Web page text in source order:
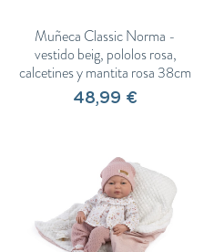
Muñeca Classic Norma -
vestido beig, pololos rosa,
calcetines y mantita rosa 38cm
48,99 €